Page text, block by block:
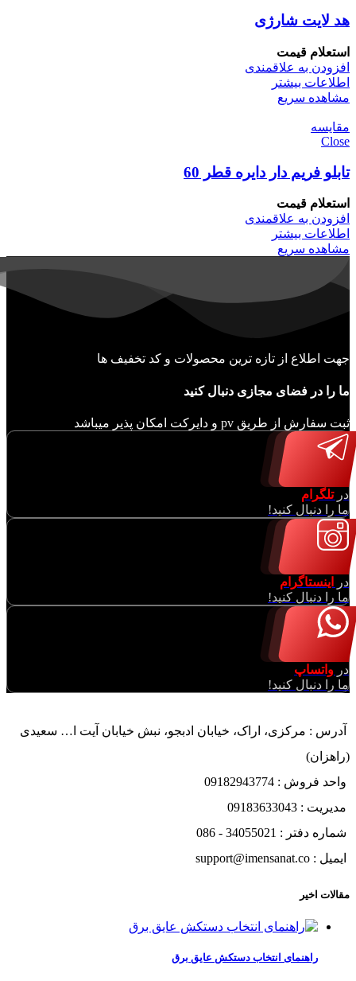
هد لایت شارژی
استعلام قیمت
افزودن به علاقمندی
اطلاعات بیشتر
مشاهده سریع
مقایسه
Close
تابلو فریم دار دایره قطر 60
استعلام قیمت
افزودن به علاقمندی
اطلاعات بیشتر
مشاهده سریع
جهت اطلاع از تازه ترین محصولات و کد تخفیف ها
ما را در فضای مجازی دنبال کنید
ثبت سفارش از طریق pv و دایرکت امکان پذیر میباشد
درتلگرام
ما را دنبال کنید!
در
اینستاگرام
ما را دنبال کنید!
در واتساپ
ما را دنبال کنید!
آدرس : مرکزی، اراک، خیابان ادبجو، نبش خیابان آیت ا… سعیدی
(راهزان)
واحد فروش : 09182943774
مدیریت : 09183633043
شماره دفتر : 34055021 - 086
ایمیل : support@imensanat.co
مقالات اخیر
راهنمای انتخاب دستکش عایق برق